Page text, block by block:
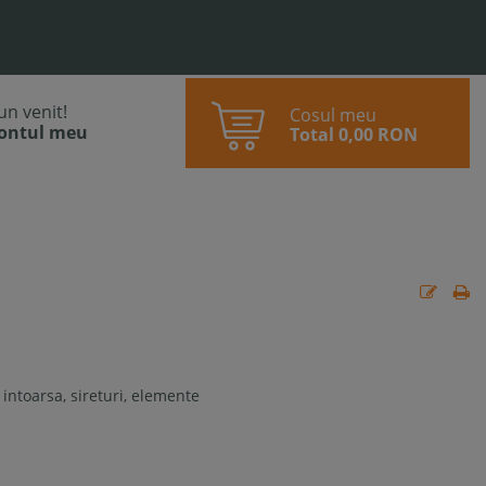
venit!
meu
Cosul meu
Total 0,00 RON
sireturi, elemente